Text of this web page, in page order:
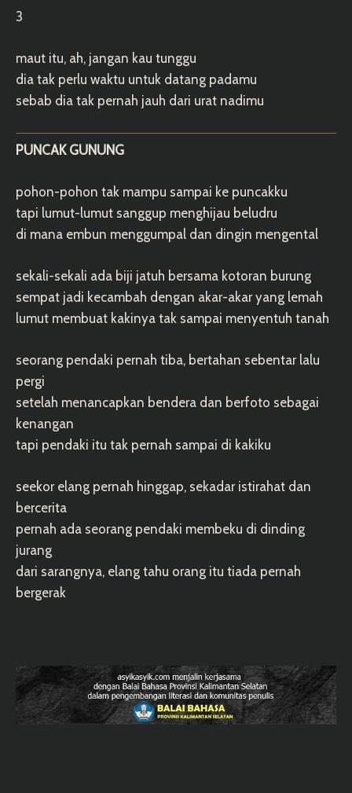
3
maut itu, ah, jangan kau tunggu
dia tak perlu waktu untuk datang padamu
sebab dia tak pernah jauh dari urat nadimu
PUNCAK GUNUNG
pohon-pohon tak mampu sampai ke puncakku
tapi lumut-lumut sanggup menghijau beludru
di mana embun menggumpal dan dingin mengental
sekali-sekali ada biji jatuh bersama kotoran burung
sempat jadi kecambah dengan akar-akar yang lemah
lumut membuat kakinya tak sampai menyentuh tanah
seorang pendaki pernah tiba, bertahan sebentar lalu
pergi
setelah menancapkan bendera dan berfoto sebagai
kenangan
tapi pendaki itu tak pernah sampai di kakiku
seekor elang pernah hinggap, sekadar istirahat dan
bercerita
pernah ada seorang pendaki membeku di dinding
jurang
dari sarangnya, elang tahu orang itu tiada pernah
bergerak